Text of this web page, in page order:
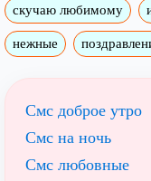
скучаю любимому
нежные
Смс доброе утро
Смс на ночь
Смс любовные